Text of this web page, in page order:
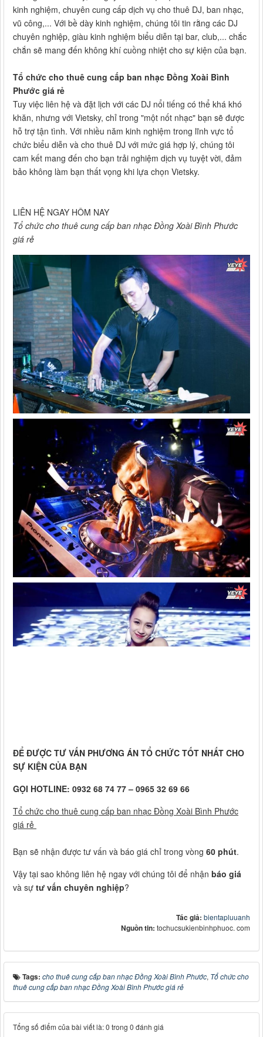
kinh nghiệm, chuyên cung cấp dịch vụ cho thuê DJ, ban nhạc,
vũ công,... Với bề dày kinh nghiệm, chúng tôi tin rằng các DJ
chuyên nghiệp, giàu kinh nghiệm biểu diễn tại bar, club,... chắc
chắn sẽ mang đến không khí cuồng nhiệt cho sự kiện của bạn.
Tổ chức cho thuê cung cấp ban nhạc Đồng Xoài Bình
Phước giá rẻ
Tuy việc liên hệ và đặt lịch với các DJ nổi tiếng có thể khá khó
khăn, nhưng với Vietsky, chỉ trong "một nốt nhạc" bạn sẽ được
hỗ trợ tận tình. Với nhiều năm kinh nghiệm trong lĩnh vực tổ
chức biểu diễn và cho thuê DJ với mức giá hợp lý, chúng tôi
cam kết mang đến cho bạn trải nghiệm dịch vụ tuyệt vời, đảm
bảo không làm bạn thất vọng khi lựa chọn Vietsky.
LIÊN HỆ NGAY HÔM NAY
Tổ chức cho thuê cung cấp ban nhạc Đồng Xoài Bình Phước
giá rẻ
ĐỂ ĐƯỢC TƯ VẤN PHƯƠNG ÁN TỔ CHỨC TỐT NHẤT CHO
SỰ KIỆN CỦA BẠN
GỌI HOTLINE: 0932 68 74 77 – 0965 32 69 66
Tổ chức cho thuê cung cấp ban nhạc Đồng Xoài Bình Phước
giá rẻ
Bạn sẽ nhận được tư vấn và báo giá chỉ trong vòng 60 phút.
Vậy tại sao không liên hệ ngay với chúng tôi để nhận báo giá
và sự tư vấn chuyên nghiệp?
Tác giả: bientapluuanh
Nguồn tin: tochucsukienbinhphuoc. com
Tags: cho thuê cung cấp ban nhạc Đồng Xoài Bình Phước, Tổ chức cho
thuê cung cấp ban nhạc Đồng Xoài Bình Phước giá rẻ
Tổng số điểm của bài viết là: 0 trong 0 đánh giá